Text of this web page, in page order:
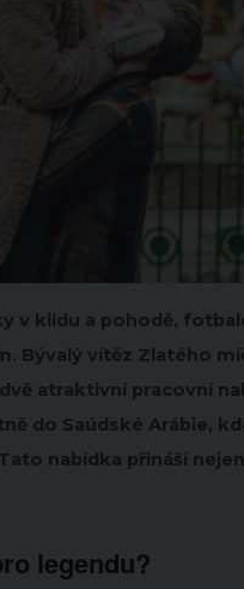
v klidu a pohodě,
Bývalý vítěz Zlatého
atraktivní pracovní
do Saúdské Arábie,
nabídka přináší
legendu?